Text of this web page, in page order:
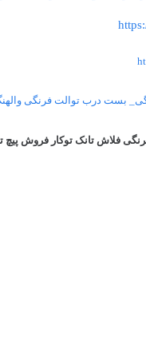
بست درب توالت فرنگی
فلاش تانک توکار فروش پیچ